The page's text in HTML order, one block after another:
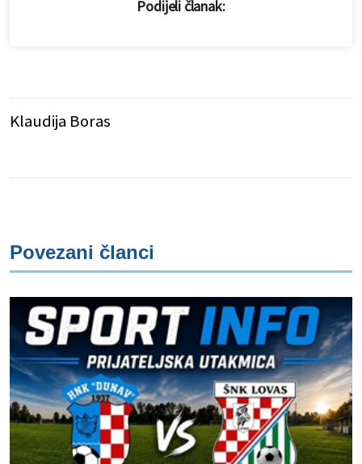
Podijeli članak:
Klaudija Boras
Povezani članci